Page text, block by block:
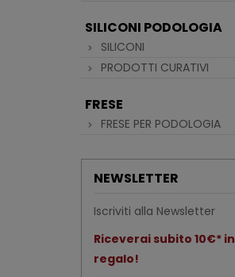
SILICONI PODOLOGIA
SILICONI
PRODOTTI CURATIVI
FRESE
FRESE PER PODOLOGIA
NEWSLETTER
Iscriviti alla Newsletter
Riceverai subito 10€* in
regalo!